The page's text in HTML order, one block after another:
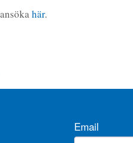
här.
Email